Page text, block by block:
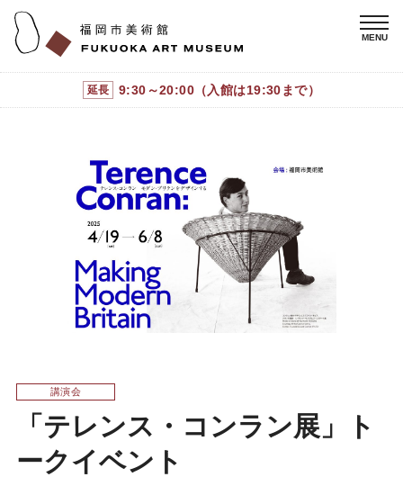
延長 9:30～20:00（入館は19:30まで）
講演会
「テレンス・コンラン展」ト
ークイベント